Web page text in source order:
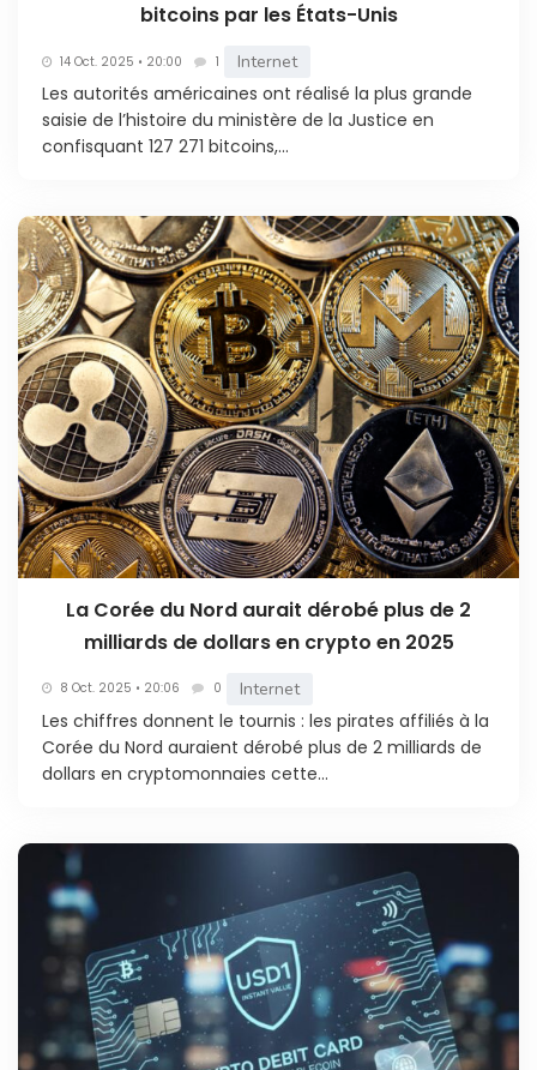
bitcoins par les États-Unis
14 Oct. 2025 • 20:00 1 Internet
Les autorités américaines ont réalisé la plus grande
saisie de l’histoire du ministère de la Justice en
confisquant 127 271 bitcoins,...
La Corée du Nord aurait dérobé plus de 2
milliards de dollars en crypto en 2025
8 Oct. 2025 • 20:06 0 Internet
Les chiffres donnent le tournis : les pirates affiliés à la
Corée du Nord auraient dérobé plus de 2 milliards de
dollars en cryptomonnaies cette...